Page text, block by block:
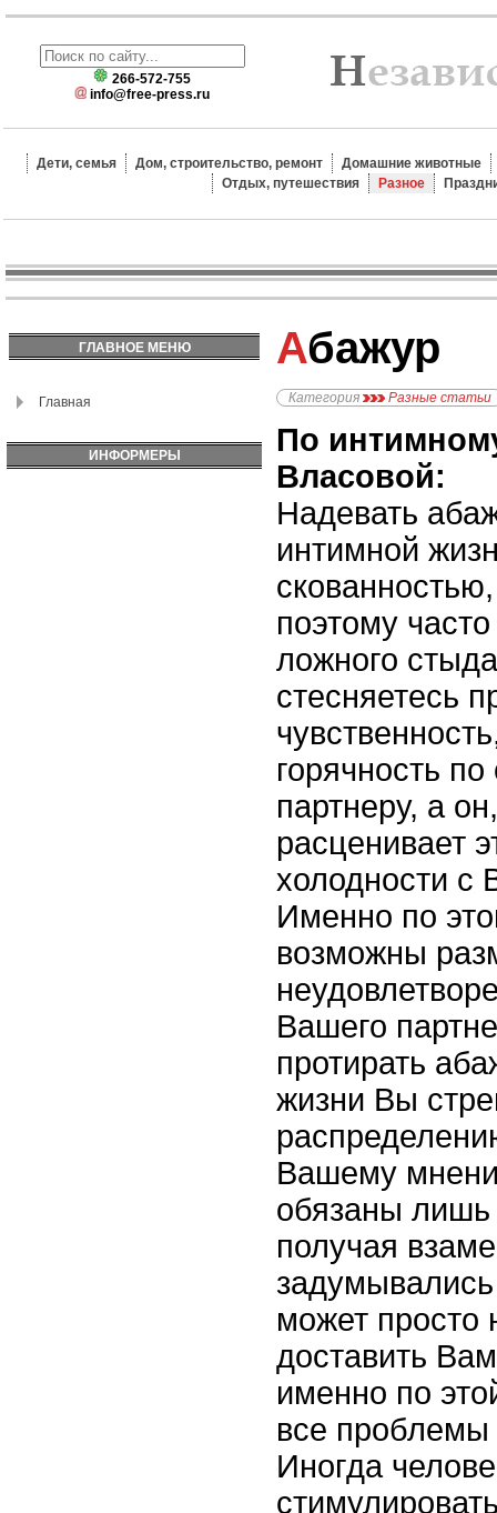
266-572-755
info@free-press.ru
Дети, семья Дом, строительство, ремонт
Домашние животные
Отдых, путешествия
Разное
ГЛАВНОЕ МЕНЮ
Главная
ИНФОРМЕРЫ
Абажур
Категория Разные статьи
По
Власовой:
Надевать
интимной
поэтому
ложного
стесняетесь
горячность
партнеру, а
расценивает
холодности с
Именно по
возможны
Вашего
протирать
жизни Вы
Вашему
обязаны лишь
получая
может просто
доставить
именно по
все проблемы
Иногда